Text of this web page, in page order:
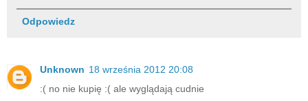
Odpowiedz
Unknown 18 września 2012 20:08
:( no nie kupię :( ale wyglądają cudnie